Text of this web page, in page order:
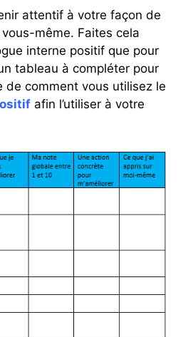
attentif à votre façon de
même. Faites cela
interne positif que pour
tableau à compléter pour
de comment vous utilisez le
afin l’utiliser à votre